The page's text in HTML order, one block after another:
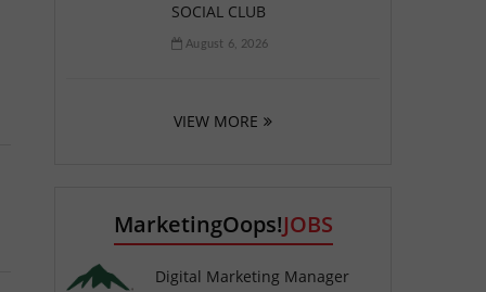
SOCIAL CLUB
August 6, 2026
VIEW MORE
MarketingOops!JOBS
Digital Marketing Manager